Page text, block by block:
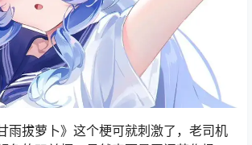
雨拔萝卜》这个梗可就刺激了，老司机